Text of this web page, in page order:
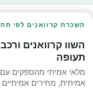
השכרת קרוואנים לפי
השוו קרוואנים
תעופה
מלאי אמיתי מהספקים
אמיתית, מחירים אמיתיים